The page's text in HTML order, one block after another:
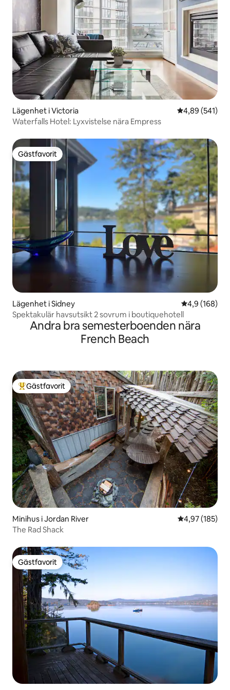
Lägenhet i Victoria 4,89 av 5 i
4,89 (541)
Waterfalls Hotel: Lyxvistelse nära Empress
Gästfavorit
Gästfavorit
Lägenhet i Sidney 4,9 av 5 i
4,9 (168)
Spektakulär havsutsikt 2 sovrum i boutiquehotell
Andra bra semesterboenden nära
French Beach
Populär gästfavorit
Gästfavorit
Minihus i Jordan River 4,97 av 5 i
4,97 (185)
The Rad Shack
Gästfavorit
Gästfavorit